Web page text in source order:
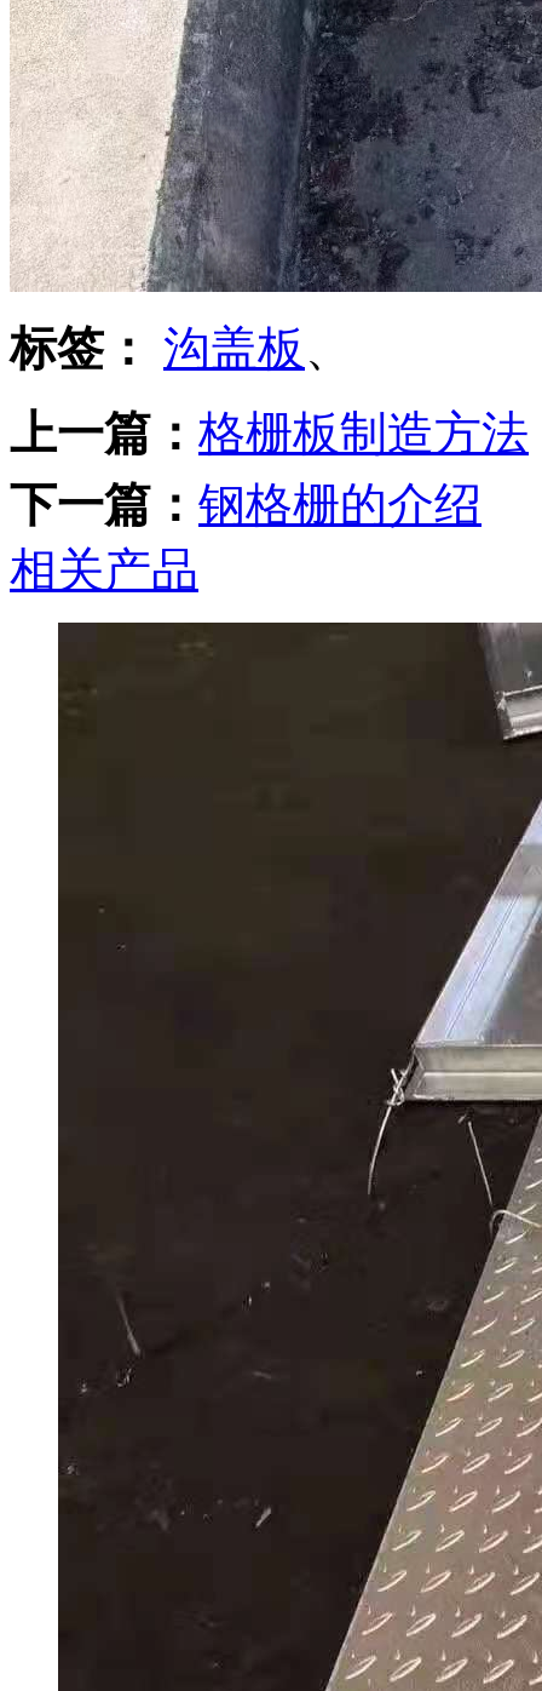
标签： 沟盖板 、
上一篇： 格栅板制造方法
下一篇： 钢格栅的介绍
相关产品